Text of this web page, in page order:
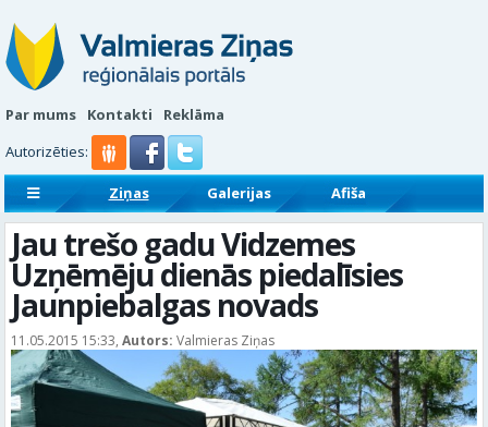
Par mums Kontakti
Reklāma
Autorizēties:
Ziņas Galerijas
Afiša
Sludinājumi
Reklāmraksti
Jau trešo gadu Vidzemes
Uzņēmēju dienās piedalīsies
Jaunpiebalgas novads
11.05.2015 15:33, Autors: Valmieras Ziņas